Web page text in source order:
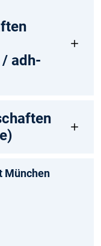
adh-
München